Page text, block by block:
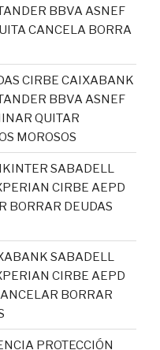
BBVA ASNEF
CANCELA BORRA
CIRBE CAIXABANK
BBVA ASNEF
QUITAR
MOROSOS
SABADELL
CIRBE AEPD
BORRAR DEUDAS
SABADELL
CIRBE AEPD
BORRAR
PROTECCIÓN